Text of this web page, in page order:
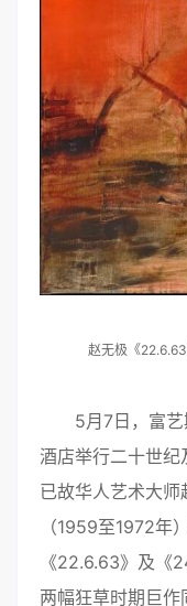
赵无极《
5月7日，富
酒店举行二十世
已故华人艺术大师
（1959至1972年
《22.6.63》及《
两幅狂草时期巨作